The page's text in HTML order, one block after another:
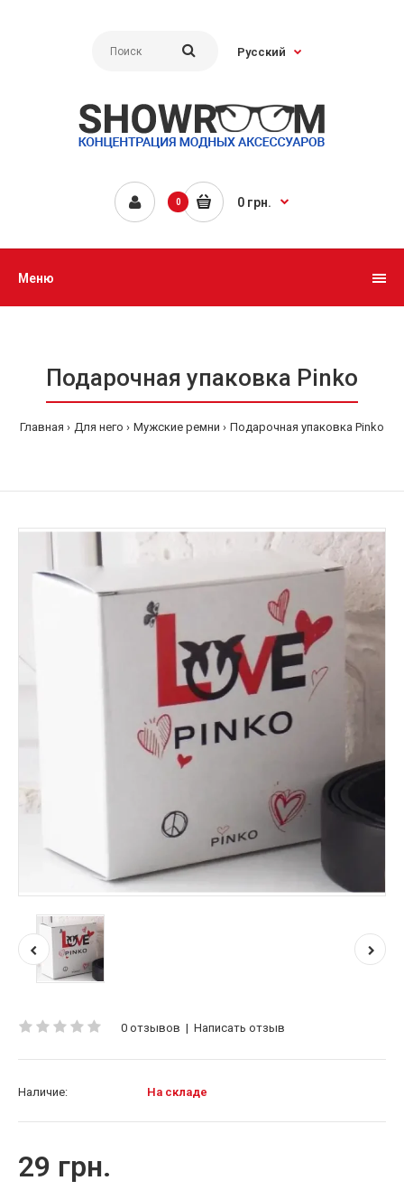
Русский
0 0 грн.
Меню
Подарочная упаковка Pinko
Главная Для него Мужские ремни Подарочная упаковка Pinko
0 отзывов | Написать отзыв
Наличие: На складе
29 грн.